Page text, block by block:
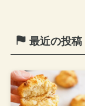
最近の投稿